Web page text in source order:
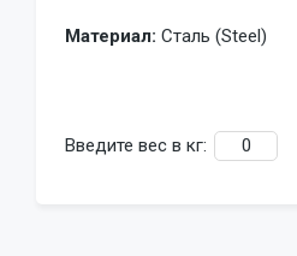
Материал: Сталь (Steel)
Введите вес в кг: